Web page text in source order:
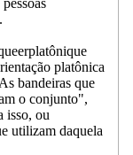
platônica
bandeiras que
o conjunto",
isso, ou
utilizam daquela